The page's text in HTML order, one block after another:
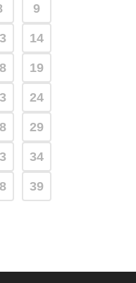
9
14
19
24
29
34
39